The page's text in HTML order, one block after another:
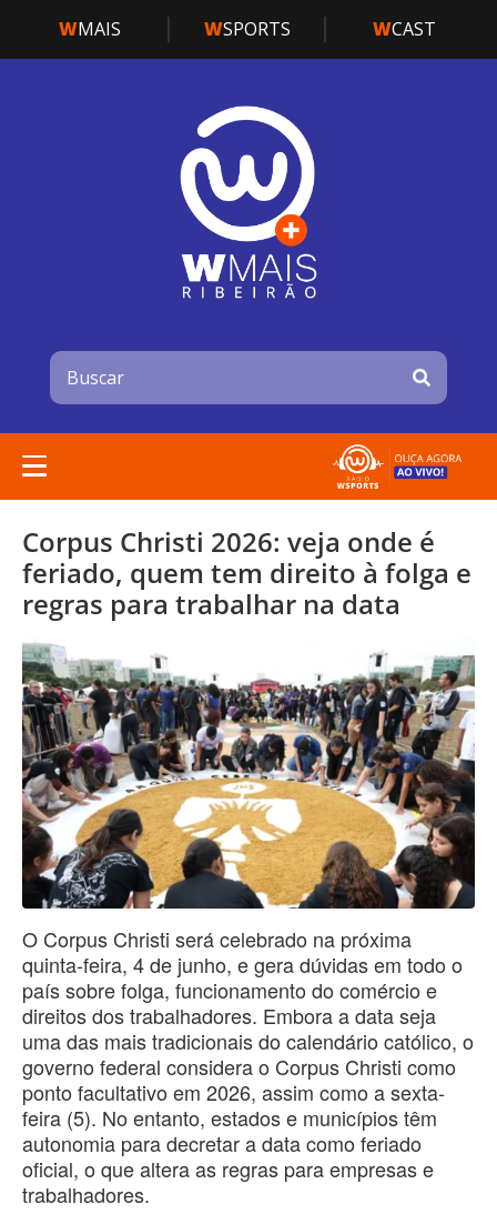
WMAIS WSPORTS WCAST
Corpus Christi 2026: veja onde é
feriado, quem tem direito à folga e
regras para trabalhar na data
O Corpus Christi será celebrado na próxima
quinta-feira, 4 de junho, e gera dúvidas em todo o
país sobre folga, funcionamento do comércio e
direitos dos trabalhadores. Embora a data seja
uma das mais tradicionais do calendário católico, o
governo federal considera o Corpus Christi como
ponto facultativo em 2026, assim como a sexta-
feira (5). No entanto, estados e municípios têm
autonomia para decretar a data como feriado
oficial, o que altera as regras para empresas e
trabalhadores.